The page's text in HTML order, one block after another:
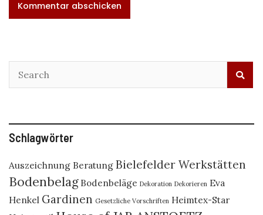
Schlagwörter
Auszeichnung Beratung Bielefelder Werkstätten
Bodenbelag Bodenbeläge Dekoration Dekorieren Eva
Henkel Gardinen Gesetzliche Vorschriften Heimtex-Star